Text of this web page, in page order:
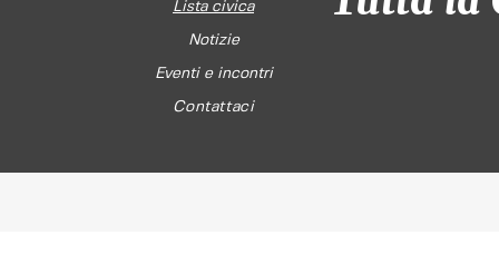
Lista civica
Notizie
Eventi e incontri
Contattaci